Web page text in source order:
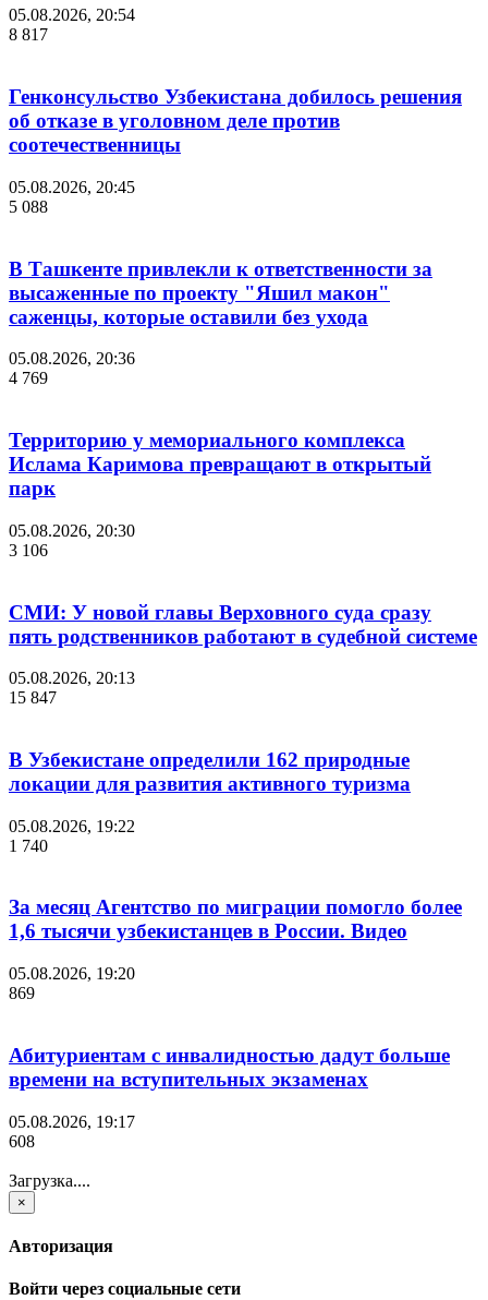
05.08.2026, 20:54
8 817
Генконсульство Узбекистана добилось решения
об отказе в уголовном деле против
соотечественницы
05.08.2026, 20:45
5 088
В Ташкенте привлекли к ответственности за
высаженные по проекту "Яшил макон"
саженцы, которые оставили без ухода
05.08.2026, 20:36
4 769
Территорию у мемориального комплекса
Ислама Каримова превращают в открытый
парк
05.08.2026, 20:30
3 106
СМИ: У новой главы Верховного суда сразу
пять родственников работают в судебной системе
05.08.2026, 20:13
15 847
В Узбекистане определили 162 природные
локации для развития активного туризма
05.08.2026, 19:22
1 740
За месяц Агентство по миграции помогло более
1,6 тысячи узбекистанцев в России. Видео
05.08.2026, 19:20
869
Абитуриентам с инвалидностью дадут больше
времени на вступительных экзаменах
05.08.2026, 19:17
608
Загрузка....
×
Авторизация
Войти через социальные сети